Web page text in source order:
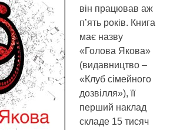
він працював аж
п’ять років. Книга
має назву
«Голова Якова»
(видавництво –
«Клуб сімейного
дозвілля»), її
перший наклад
складе 15 тисяч